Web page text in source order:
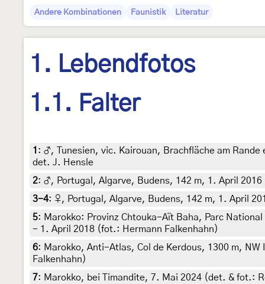
Andere Kombinationen Faunistik Literatur
1. Lebendfotos
1.1. Falter
1 : ♂, Tunesien, vic. Kairouan, Brachfläche am
det. J. Hensle
2: ♂, Portugal, Algarve, Budens, 142 m, 1. April
3-4: ♀, Portugal, Algarve, Budens, 142 m, 1. April
5: Marokko: Provinz Chtouka-Aït Baha, Parc
- 1. April 2018 (fot.: Hermann Falkenhahn)
6: Marokko, Anti-Atlas, Col de Kerdous, 1300 m,
Falkenhahn)
7: Marokko, bei Timandite, 7. Mai 2024 (det. & fot.: